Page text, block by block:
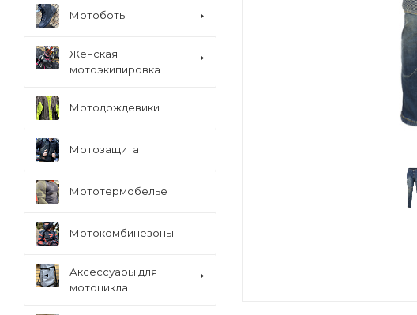
Мотоботы
Женская
мотоэкипировка
Мотодождевики
Мотозащита
Мототермобелье
Мотокомбинезоны
Аксессуары для
мотоцикла